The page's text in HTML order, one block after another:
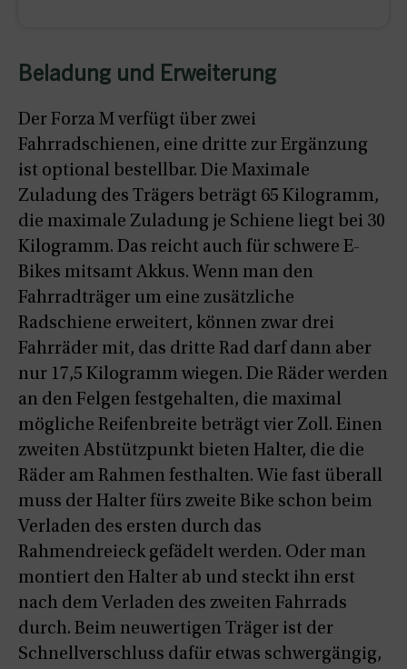
Beladung und Erweiterung
Der Forza M verfügt über zwei
Fahrradschienen, eine dritte zur Ergänzung
ist optional bestellbar. Die Maximale
Zuladung des Trägers beträgt 65 Kilogramm,
die maximale Zuladung je Schiene liegt bei 30
Kilogramm. Das reicht auch für schwere E-
Bikes mitsamt Akkus. Wenn man den
Fahrradträger um eine zusätzliche
Radschiene erweitert, können zwar drei
Fahrräder mit, das dritte Rad darf dann aber
nur 17,5 Kilogramm wiegen. Die Räder werden
an den Felgen festgehalten, die maximal
mögliche Reifenbreite beträgt vier Zoll. Einen
zweiten Abstützpunkt bieten Halter, die die
Räder am Rahmen festhalten. Wie fast überall
muss der Halter fürs zweite Bike schon beim
Verladen des ersten durch das
Rahmendreieck gefädelt werden. Oder man
montiert den Halter ab und steckt ihn erst
nach dem Verladen des zweiten Fahrrads
durch. Beim neuwertigen Träger ist der
Schnellverschluss dafür etwas schwergängig,